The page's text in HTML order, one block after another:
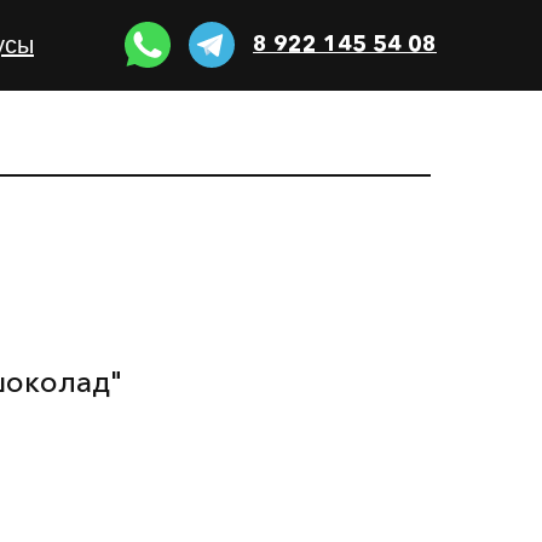
8 922 145 54 08